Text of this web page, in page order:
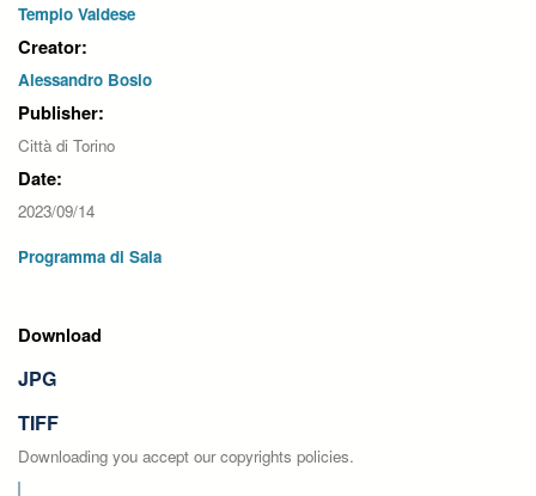
Tempio Valdese
Creator:
Alessandro Bosio
Publisher:
Città di Torino
Date:
2023/09/14
Programma di Sala
Download
JPG
TIFF
Downloading you accept our copyrights policies.